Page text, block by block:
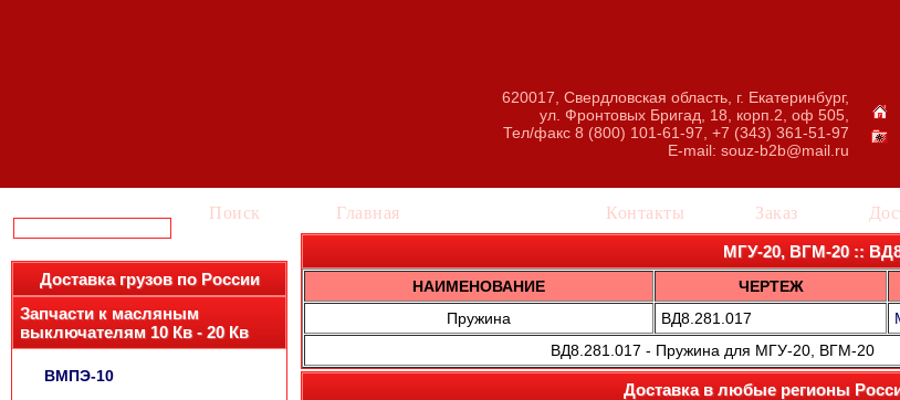
620017, Свердловская область, г. Екатеринбург,
ул. Фронтовых Бригад, 18, корп.2, оф 505,
Тел/факс 8 (800) 101-61-97, +7 (343) 361-51-97
E-mail: souz-b2b@mail.ru
Поиск
Доставка грузов по России
Запчасти к масляным
выключателям 10 Кв - 20 Кв
ВМПЭ-10
Главная Контакты Заказ
МГУ-20, ВГМ-20 ::
НАИМЕНОВАНИЕ ЧЕРТЕЖ
Пружина
ВД8.281.017
ВД8.281.017 - Пружина для МГУ-20, ВГМ-20
Доставка в любые регионы